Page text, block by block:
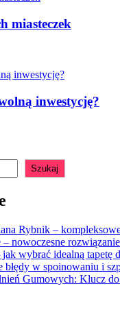
miasteczek
inwestycję?
Szukaj
Rybnik –
– nowoczesne
wybrać idealną tapetę
błędy w spoinowaniu i
Gumowych: Klucz